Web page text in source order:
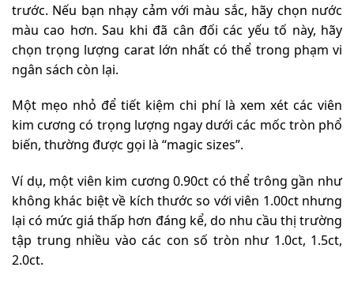
trước. Nếu bạn nhạy cảm với màu sắc, hãy chọn nước
màu cao hơn. Sau khi đã cân đối các yếu tố này, hãy
chọn trọng lượng carat lớn nhất có thể trong phạm vi
ngân sách còn lại.
Một mẹo nhỏ để tiết kiệm chi phí là xem xét các viên
kim cương có trọng lượng ngay dưới các mốc tròn phổ
biến, thường được gọi là “magic sizes”.
Ví dụ, một viên kim cương 0.90ct có thể trông gần như
không khác biệt về kích thước so với viên 1.00ct nhưng
lại có mức giá thấp hơn đáng kể, do nhu cầu thị trường
tập trung nhiều vào các con số tròn như 1.0ct, 1.5ct,
2.0ct.